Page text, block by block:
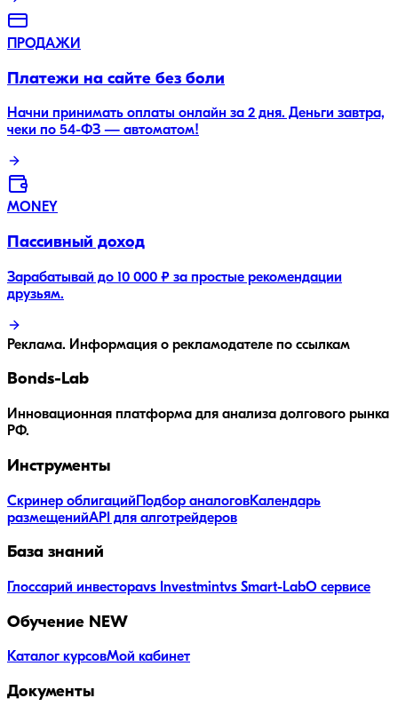
ПРОДАЖИ
Платежи на сайте без боли
Начни принимать оплаты онлайн за 2 дня. Деньги завтра,
чеки по 54-ФЗ — автоматом!
MONEY
Пассивный доход
Зарабатывай до 10 000 ₽ за простые рекомендации
друзьям.
Реклама. Информация о рекламодателе по ссылкам
Bonds-Lab
Инновационная платформа для анализа долгового рынка
РФ.
Инструменты
Скринер облигаций Подбор аналоговКалендарь
размещенийAPI для алготрейдеров
База знаний
Глоссарий инвестораvs Investmintvs Smart-LabО сервисе
Обучение NEW
Каталог курсовМой кабинет
Документы